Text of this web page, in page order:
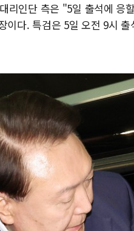
리인단 측은 "5일 출석에 응
이다. 특검은 5일 오전 9시